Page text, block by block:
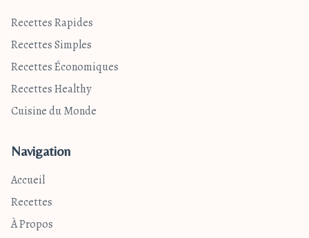
Recettes Rapides
Recettes Simples
Recettes Économiques
Recettes Healthy
Cuisine du Monde
Navigation
Accueil
Recettes
À Propos